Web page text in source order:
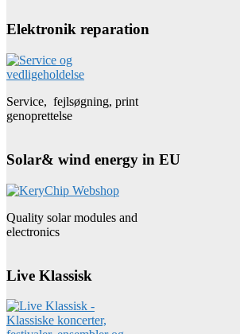
Elektronik reparation
Service, fejlsøgning, print
genoprettelse
Solar& wind energy in EU
Quality solar modules and
electronics
Live Klassisk